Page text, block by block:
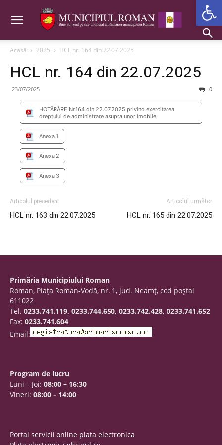
Acasă 2025 HCL nr. 164 din 22.07.2025
HCL nr. 164 din 22.07.2025
23/07/2025 0
HOTĂRÂRE Nr.164 din 22.07.2025 privind exercitarea
dreptului de administrare asupra unor imobile
Anexa 1
Anexa 2
Anexa 3
Articolul precedent
HCL nr. 163 din 22.07.2025
Articolul următor
HCL nr. 165 din 22.07.2025
Primăria Municipiului Roman
Roman, Piaţa Roman-Vodă, nr. 1, jud. Neamţ, cod poştal
611022
Tel. 0233.741.119, 0233.744.650, 0233.742.428, 0233.741.652
Fax: 0233.741.604
Email:
Program de lucru
Luni – Joi: 08:00 – 16:30
Vineri: 08:00 – 14:00
Portal servicii online plata electronica